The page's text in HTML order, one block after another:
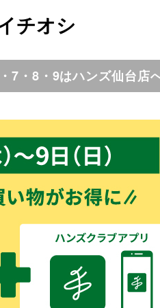
チオシ
7・8・9はハンズ仙台店